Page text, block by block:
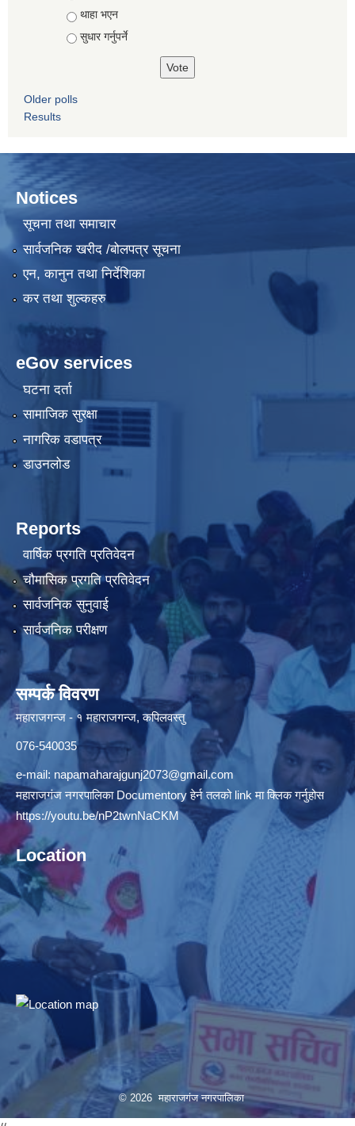
थाहा भएन
सुधार गर्नुपर्ने
Older polls
Results
Notices
सूचना तथा समाचार
सार्वजनिक खरीद /बोलपत्र सूचना
एन, कानुन तथा निर्देशिका
कर तथा शुल्कहरु
eGov services
घटना दर्ता
सामाजिक सुरक्षा
नागरिक वडापत्र
डाउनलोड
Reports
वार्षिक प्रगति प्रतिवेदन
चौमासिक प्रगति प्रतिवेदन
सार्वजनिक सुनुवाई
सार्वजनिक परीक्षण
सम्पर्क विवरण
महाराजगन्ज - १ महाराजगन्ज, कपिलवस्तु
076-540035
e-mail: napamaharajgunj2073@gmail.com
महाराजगंज नगरपालिका Documentory हेर्न तलको link मा क्लिक गर्नुहोस
https://youtu.be/nP2twnNaCKM
Location
© 2026 महाराजगंज नगरपालिका